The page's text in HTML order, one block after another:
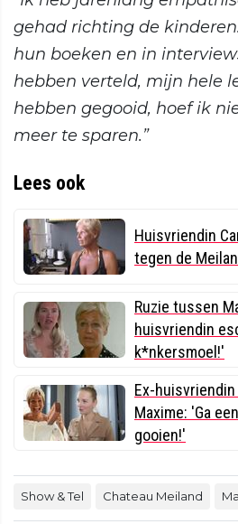
gehad richting de
hun boeken en in
hebben verteld, mijn hele
hebben gegooid, hoef ik
meer te sparen.”
Lees ook
Huisvriendin
tegen de
Ruzie tussen
huisvriendin
k*nkersmoel!'
Ex-
Maxime: 'Ga
gooien!'
Show & Tel Chateau Meiland